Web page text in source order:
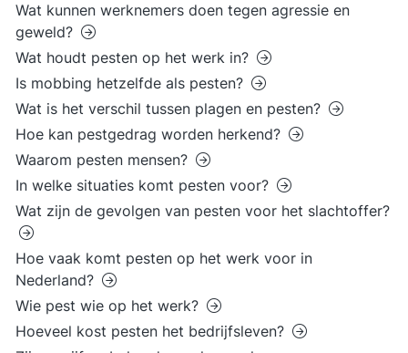
Wat kunnen werknemers doen tegen agressie en
geweld?
Wat houdt pesten op het werk in?
Is mobbing hetzelfde als pesten?
Wat is het verschil tussen plagen en pesten?
Hoe kan pestgedrag worden herkend?
Waarom pesten mensen?
In welke situaties komt pesten voor?
Wat zijn de gevolgen van pesten voor het slachtoffer?
Hoe vaak komt pesten op het werk voor in
Nederland?
Wie pest wie op het werk?
Hoeveel kost pesten het bedrijfsleven?